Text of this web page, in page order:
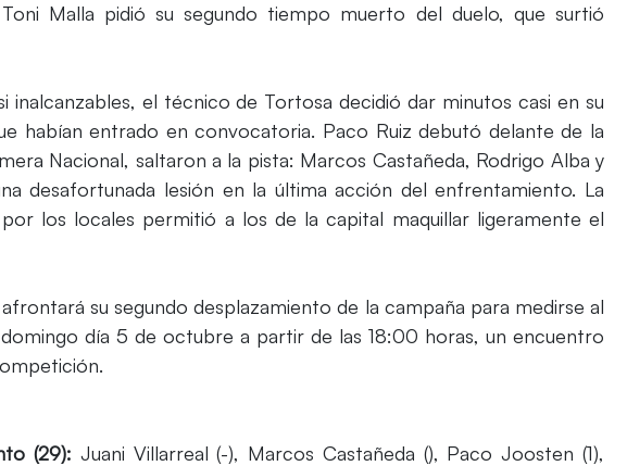
Malla pidió su segundo tiempo muerto del duelo, que surtió
inalcanzables, el técnico de Tortosa decidió dar minutos casi en su
habían entrado en convocatoria. Paco Ruiz debutó delante de la
Nacional, saltaron a la pista: Marcos Castañeda, Rodrigo Alba y
desafortunada lesión en la última acción del enfrentamiento. La
los locales permitió a los de la capital maquillar ligeramente el
su segundo desplazamiento de la campaña para medirse al
día 5 de octubre a partir de las 18:00 horas, un encuentro
(29): Juani Villarreal (-), Marcos Castañeda (), Paco Joosten (1),